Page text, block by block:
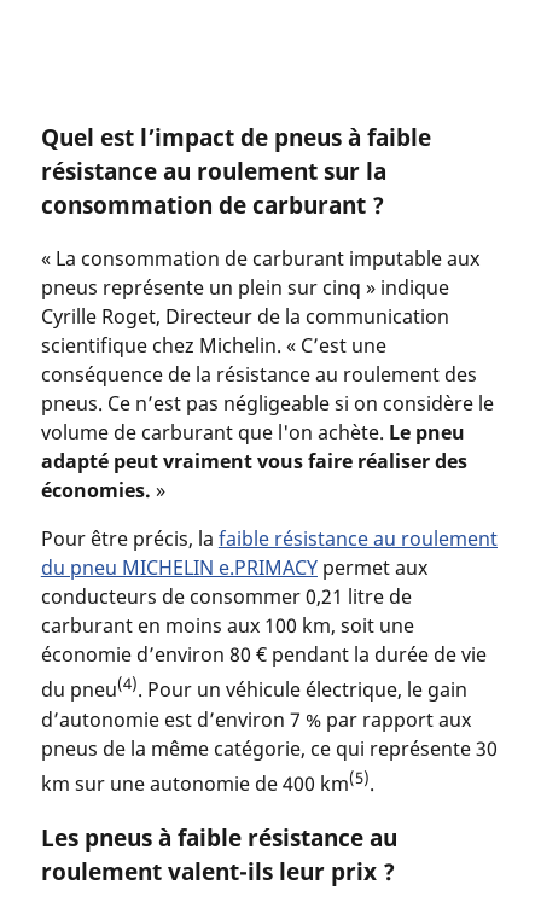
Quel est l’impact de pneus à faible
résistance au roulement sur la
consommation de carburant ?
« La consommation de carburant imputable aux
pneus représente un plein sur cinq » indique
Cyrille Roget, Directeur de la communication
scientifique chez Michelin. « C’est une
conséquence de la résistance au roulement des
pneus. Ce n’est pas négligeable si on considère le
volume de carburant que l'on achète. Le pneu
adapté peut vraiment vous faire réaliser des
économies. »
Pour être précis, la faible résistance au roulement
du pneu MICHELIN e.PRIMACYpermet aux
conducteurs de consommer 0,21 litre de
carburant en moins aux 100 km, soit une
économie d’environ 80 € pendant la durée de vie
du pneu(4). Pour un véhicule électrique, le gain
d’autonomie est d’environ 7 % par rapport aux
pneus de la même catégorie, ce qui représente 30
km sur une autonomie de 400 km(5).
Les pneus à faible résistance au
roulement valent-ils leur prix ?